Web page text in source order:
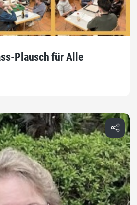
Plausch für Alle